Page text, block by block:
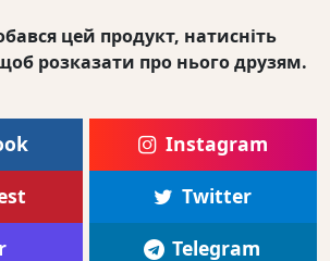
цей продукт, натисніть
розказати про нього друзям.
Instagram
Twitter
Telegram